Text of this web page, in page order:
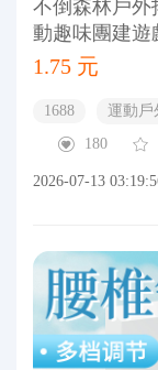
不倒森林戶外
動趣味團建遊
1.75 元
1688 運動戶
180
2026-07-13